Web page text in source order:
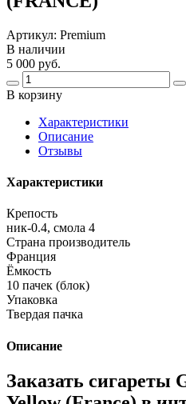
Артикул: Premium
В наличии
5 000 руб.
В корзину
Харaктеристики
Описание
Отзывы
Характеристики
Крепость
ник-0.4, смола 4
Страна производитель
Франция
Ёмкость
10 пачек (блок)
Упаковка
Твердая пачка
Описание
Заказать сигареты